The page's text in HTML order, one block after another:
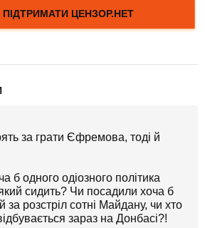
за грати Єфремова, тоді й
б одного одіозного політика
сидить? Чи посадили хоча б
за розcтріл сотні Майдану, чи хто
зараз на Донбасі?!